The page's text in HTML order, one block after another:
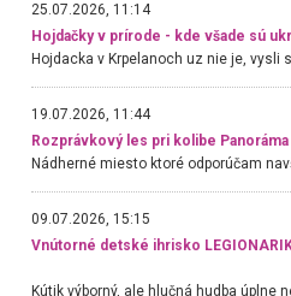
25.07.2026, 11:14
Hojdačky v prírode - kde všade sú
19.07.2026, 11:44
Rozprávkový les pri kolibe Panoráma
09.07.2026, 15:15
Vnútorné detské ihrisko